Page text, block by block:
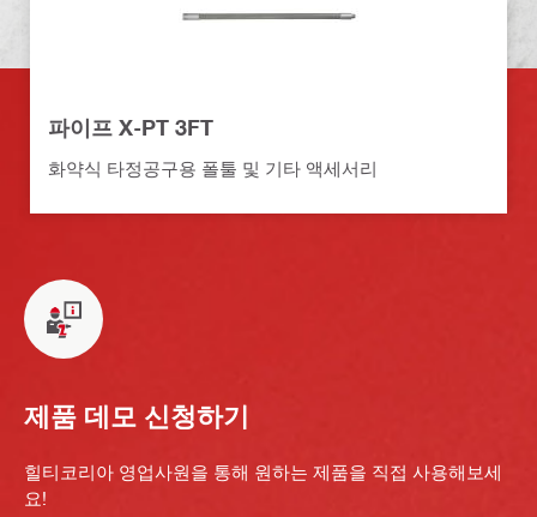
파이프 X-PT 3FT
화약식 타정공구용 폴툴 및 기타 액세서리
제품 데모 신청하기
힐티코리아 영업사원을 통해 원하는 제품을 직접 사용해보세
요!